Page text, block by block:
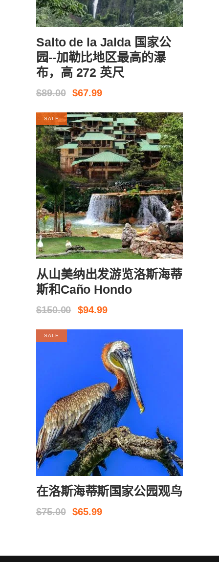
现在预订
Salto de la Jalda 国家公
园--加勒比地区最高的瀑
布，高 272 英尺
$89.00
原
为：
$89.00。
$67.99当
价
格
为：
$67.99。
SALE
买票
从山美纳出发游览洛斯海蒂
斯和Caño Hondo
$150.00
原
为：
$150.00。
$94.99当
价
格
为：
$94.99。
SALE
现在预订
在洛斯海蒂斯国家公园观鸟
$75.00
原
$65.99当